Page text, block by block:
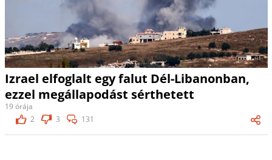
Izrael elfoglalt egy falut Dél-Libanonban,
ezzel megállapodást sérthetett
19 órája
2
3 131